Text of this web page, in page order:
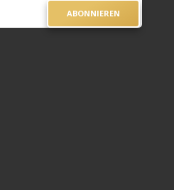
ABONNIEREN